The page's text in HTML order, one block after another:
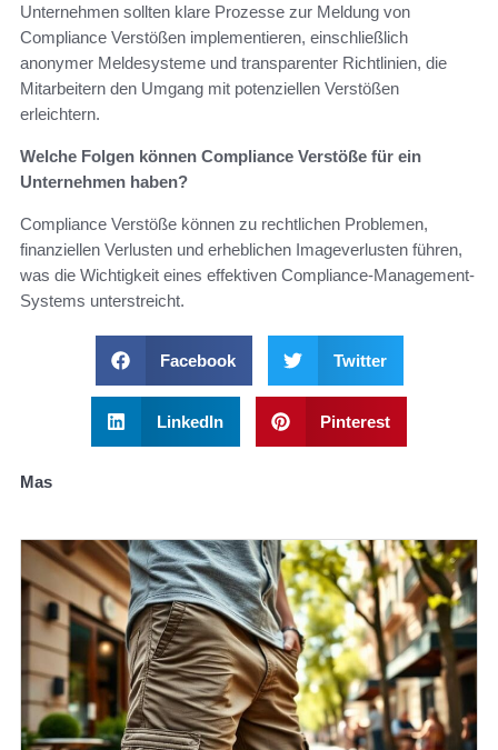
Unternehmen sollten klare Prozesse zur Meldung von
Compliance Verstößen implementieren, einschließlich
anonymer Meldesysteme und transparenter Richtlinien, die
Mitarbeitern den Umgang mit potenziellen Verstößen
erleichtern.
Welche Folgen können Compliance Verstöße für ein
Unternehmen haben?
Compliance Verstöße können zu rechtlichen Problemen,
finanziellen Verlusten und erheblichen Imageverlusten führen,
was die Wichtigkeit eines effektiven Compliance-Management-
Systems unterstreicht.
Facebook Twitter
LinkedIn Pinterest
Mas